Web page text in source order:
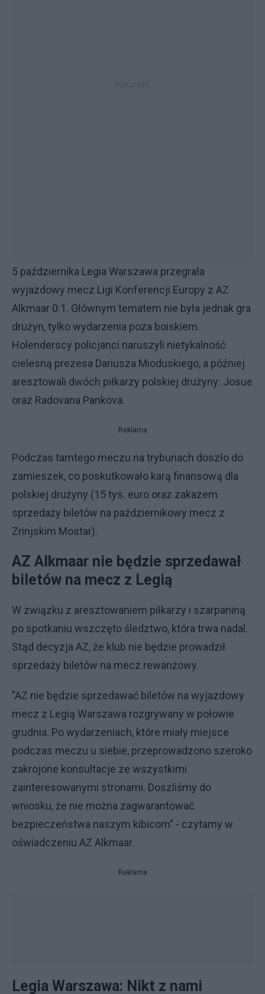
5 października Legia Warszawa przegrała
wyjazdowy mecz Ligi Konferencji Europy z AZ
Alkmaar 0:1. Głównym tematem nie była jednak gra
drużyn, tylko wydarzenia poza boiskiem.
Holenderscy policjanci naruszyli nietykalność
cielesną prezesa Dariusza Mioduskiego, a później
aresztowali dwóch piłkarzy polskiej drużyny: Josue
oraz Radovana Pankova.
Reklama
Podczas tamtego meczu na trybunach doszło do
zamieszek, co poskutkowało karą finansową dla
polskiej drużyny (15 tys. euro oraz zakazem
sprzedaży biletów na październikowy mecz z
Zrinjskim Mostar).
AZ Alkmaar nie będzie sprzedawał
biletów na mecz z Legią
W związku z aresztowaniem piłkarzy i szarpaniną
po spotkaniu wszczęto śledztwo, która trwa nadal.
Stąd decyzja AZ, że klub nie będzie prowadził
sprzedaży biletów na mecz rewanżowy.
"AZ nie będzie sprzedawać biletów na wyjazdowy
mecz z Legią Warszawa rozgrywany w połowie
grudnia. Po wydarzeniach, które miały miejsce
podczas meczu u siebie, przeprowadzono szeroko
zakrojone konsultacje ze wszystkimi
zainteresowanymi stronami. Doszliśmy do
wniosku, że nie można zagwarantować
bezpieczeństwa naszym kibicom" - czytamy w
oświadczeniu AZ Alkmaar.
Reklama
Legia Warszawa: Nikt z nami